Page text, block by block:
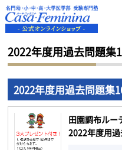
HOME 2022年度用過去問
2022年度用過去問題集
2022年度用過去問題集
田園調布ルー
2022年度用